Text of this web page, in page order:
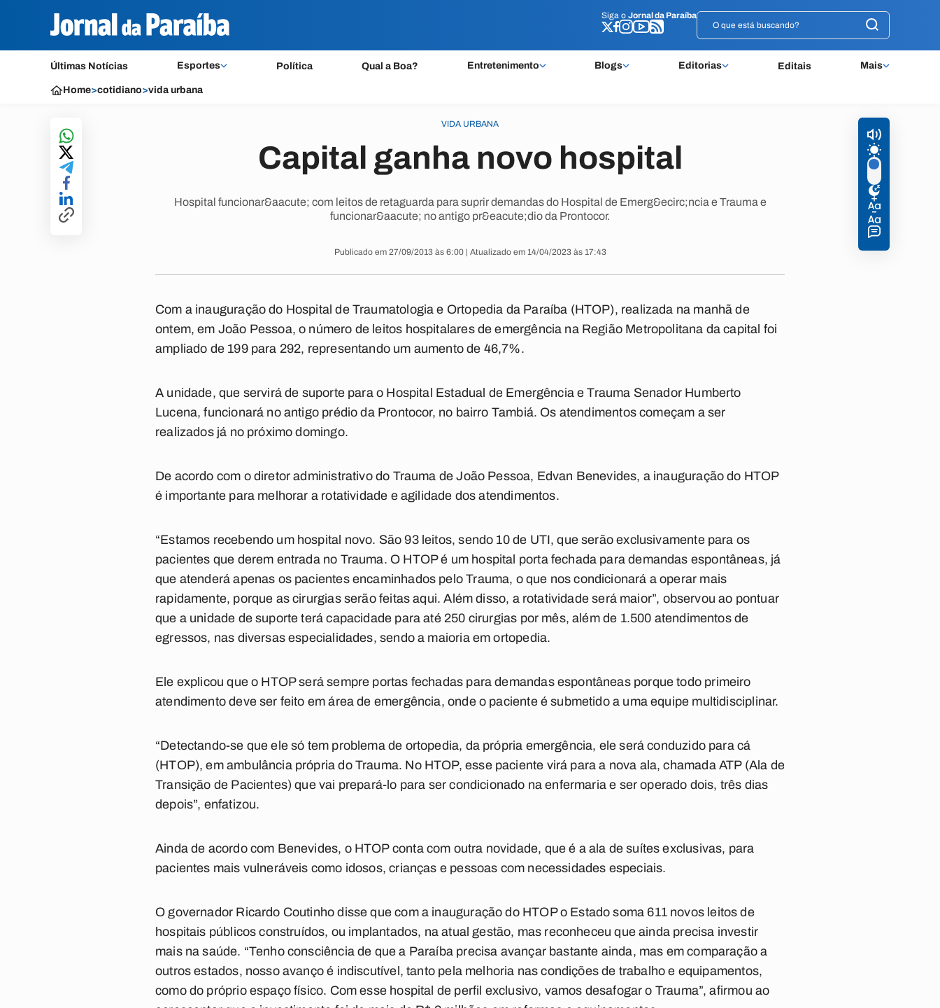
Siga o Jornal da Paraíba
Últimas Notícias Esportes Política Qual a Boa? Entretenimento Blogs Editorias Editais Mais
Siga o Jornal da Paraíba
Home>cotidiano>vida urbana
VIDA URBANA
Capital ganha novo hospital
Hospital funcionar&aacute; com leitos de retaguarda para suprir demandas do Hospital de Emerg&ecirc;ncia e Trauma e
funcionar&aacute; no antigo pr&eacute;dio da Prontocor.
Publicado em 27/09/2013 às 6:00 | Atualizado em 14/04/2023 às 17:43
Com a inauguração do Hospital de Traumatologia e Ortopedia da Paraíba (HTOP), realizada na manhã de
ontem, em João Pessoa, o número de leitos hospitalares de emergência na Região Metropolitana da capital foi
ampliado de 199 para 292, representando um aumento de 46,7%.
A unidade, que servirá de suporte para o Hospital Estadual de Emergência e Trauma Senador Humberto
Lucena, funcionará no antigo prédio da Prontocor, no bairro Tambiá. Os atendimentos começam a ser
realizados já no próximo domingo.
De acordo com o diretor administrativo do Trauma de João Pessoa, Edvan Benevides, a inauguração do HTOP
é importante para melhorar a rotatividade e agilidade dos atendimentos.
“Estamos recebendo um hospital novo. São 93 leitos, sendo 10 de UTI, que serão exclusivamente para os
pacientes que derem entrada no Trauma. O HTOP é um hospital porta fechada para demandas espontâneas, já
que atenderá apenas os pacientes encaminhados pelo Trauma, o que nos condicionará a operar mais
rapidamente, porque as cirurgias serão feitas aqui. Além disso, a rotatividade será maior”, observou ao pontuar
que a unidade de suporte terá capacidade para até 250 cirurgias por mês, além de 1.500 atendimentos de
egressos, nas diversas especialidades, sendo a maioria em ortopedia.
Ele explicou que o HTOP será sempre portas fechadas para demandas espontâneas porque todo primeiro
atendimento deve ser feito em área de emergência, onde o paciente é submetido a uma equipe multidisciplinar.
“Detectando-se que ele só tem problema de ortopedia, da própria emergência, ele será conduzido para cá
(HTOP), em ambulância própria do Trauma. No HTOP, esse paciente virá para a nova ala, chamada ATP (Ala de
Transição de Pacientes) que vai prepará-lo para ser condicionado na enfermaria e ser operado dois, três dias
depois”, enfatizou.
Ainda de acordo com Benevides, o HTOP conta com outra novidade, que é a ala de suítes exclusivas, para
pacientes mais vulneráveis como idosos, crianças e pessoas com necessidades especiais.
O governador Ricardo Coutinho disse que com a inauguração do HTOP o Estado soma 611 novos leitos de
hospitais públicos construídos, ou implantados, na atual gestão, mas reconheceu que ainda precisa investir
mais na saúde. “Tenho consciência de que a Paraíba precisa avançar bastante ainda, mas em comparação a
outros estados, nosso avanço é indiscutível, tanto pela melhoria nas condições de trabalho e equipamentos,
como do próprio espaço físico. Com esse hospital de perfil exclusivo, vamos desafogar o Trauma”, afirmou ao